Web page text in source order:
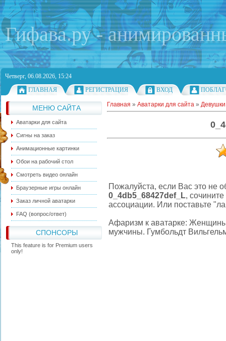
Гифава.ру -
Четверг, 06.08.2026, 15:24
ГЛАВНАЯ
РЕГИСТРАЦИЯ ВХОД
МЕНЮ САЙТА
Аватарки для сайта
Сигны на заказ
Анимационные картинки
Обои на рабочий стол
Смотреть видео онлайн
Браузерные игры онлайн
Заказ личной аватарки
FAQ (вопрос/ответ)
СПОНСОРЫ
This feature is for Premium users
only!
Главная » Аватарки для сайта » Девушки
Пожалуйста, если Вас это не
0_4db5_68427def_L,
ассоциации. Или поставьте
Афаризм к аватарке:
мужчины. Гумбольдт